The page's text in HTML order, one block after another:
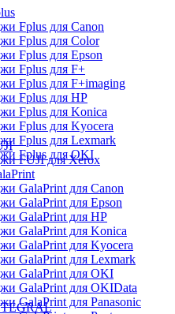
Fplus для Canon
Fplus для Color
Fplus для Epson
Fplus для F+
Fplus для F+imaging
Fplus для HP
Fplus для Konica
Fplus для Kyocera
Fplus для Lexmark
Fplus для OKI
FUJI для Xerox
GalaPrint для Canon
GalaPrint для Epson
GalaPrint для HP
GalaPrint для Konica
GalaPrint для Kyocera
GalaPrint для Lexmark
GalaPrint для OKI
GalaPrint для OKIData
GalaPrint для Panasonic